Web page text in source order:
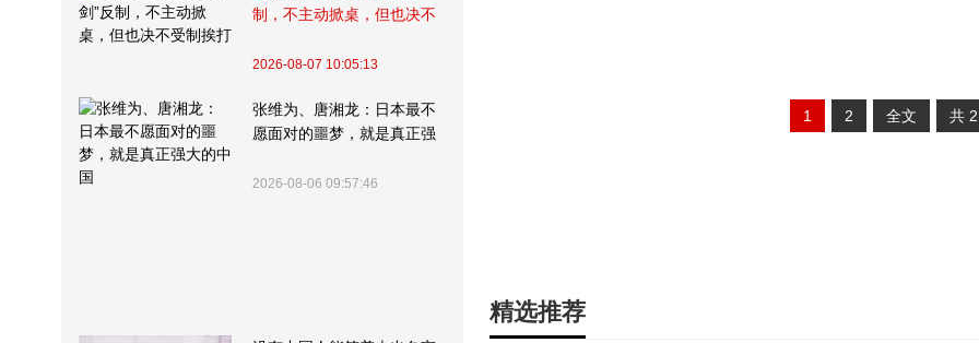
制，不主动掀桌，但也决不
2026-08-07 10:05:13
张维为、唐湘龙：日本最不
愿面对的噩梦，就是真正强
2026-08-06 09:57:46
1 2 全文 共 2
精选推荐